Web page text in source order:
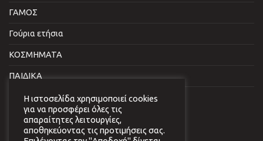
ΓΑΜΟΣ
Γούρια ετήσια
ΚΟΣΜΗΜΑΤΑ
ΠΑΙΔΙΚΑ
ΣΠΙΤΙ & ΓΡΑΦΕΙΟ
NEWSLETTER
Η ιστοσελίδα χρησιμοποιεί cookies
για να προσφέρει όλες τις
απαραίτητες λειτουργίες,
αποθηκεύοντας τις προτιμήσεις σας.